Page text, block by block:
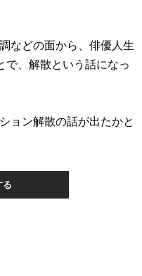
などの面から、俳優人生
で、解散という話になっ
ョン解散の話が出たかと
る